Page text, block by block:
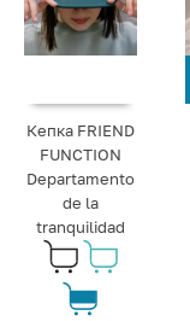
Кепка FRIEND
FUNCTION
Departamento
de la
tranquilidad